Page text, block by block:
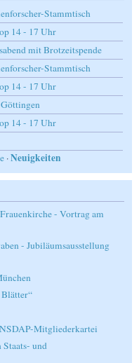
Stammtisch
14 - 17 Uhr
mit Brotzeitspende
Stammtisch
14 - 17 Uhr
14 - 17 Uhr
·Neuigkeiten
- Vortrag am
- Jubiläumsausstellung
Blätter“
Mitgliederkartei
und